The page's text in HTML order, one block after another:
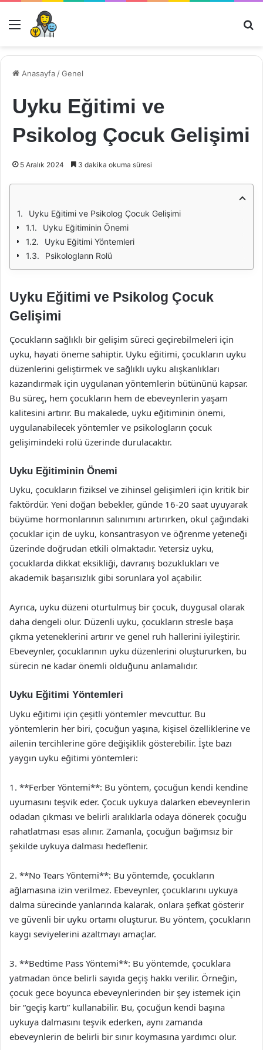
Menü
Anasayfa /Genel
Uyku Eğitimi ve
Psikolog Çocuk Gelişimi
5 Aralık 2024 3 dakika okuma süresi
Uyku Eğitimi ve Psikolog Çocuk Gelişimi
Uyku Eğitiminin Önemi
Uyku Eğitimi Yöntemleri
Psikologların Rolü
Uyku Eğitimi ve Psikolog Çocuk
Gelişimi
Çocukların sağlıklı bir gelişim süreci geçirebilmeleri için
uyku, hayati öneme sahiptir. Uyku eğitimi, çocukların uyku
düzenlerini geliştirmek ve sağlıklı uyku alışkanlıkları
kazandırmak için uygulanan yöntemlerin bütününü kapsar.
Bu süreç, hem çocukların hem de ebeveynlerin yaşam
kalitesini artırır. Bu makalede, uyku eğitiminin önemi,
uygulanabilecek yöntemler ve psikologların çocuk
gelişimindeki rolü üzerinde durulacaktır.
Uyku Eğitiminin Önemi
Uyku, çocukların fiziksel ve zihinsel gelişimleri için kritik bir
faktördür. Yeni doğan bebekler, günde 16-20 saat uyuyarak
büyüme hormonlarının salınımını artırırken, okul çağındaki
çocuklar için de uyku, konsantrasyon ve öğrenme yeteneği
üzerinde doğrudan etkili olmaktadır. Yetersiz uyku,
çocuklarda dikkat eksikliği, davranış bozuklukları ve
akademik başarısızlık gibi sorunlara yol açabilir.
Ayrıca, uyku düzeni oturtulmuş bir çocuk, duygusal olarak
daha dengeli olur. Düzenli uyku, çocukların stresle başa
çıkma yeteneklerini artırır ve genel ruh hallerini iyileştirir.
Ebeveynler, çocuklarının uyku düzenlerini oluştururken, bu
sürecin ne kadar önemli olduğunu anlamalıdır.
Uyku Eğitimi Yöntemleri
Uyku eğitimi için çeşitli yöntemler mevcuttur. Bu
yöntemlerin her biri, çocuğun yaşına, kişisel özelliklerine ve
ailenin tercihlerine göre değişiklik gösterebilir. İşte bazı
yaygın uyku eğitimi yöntemleri:
1. **Ferber Yöntemi**: Bu yöntem, çocuğun kendi kendine
uyumasını teşvik eder. Çocuk uykuya dalarken ebeveynlerin
odadan çıkması ve belirli aralıklarla odaya dönerek çocuğu
rahatlatması esas alınır. Zamanla, çocuğun bağımsız bir
şekilde uykuya dalması hedeflenir.
2. **No Tears Yöntemi**: Bu yöntemde, çocukların
ağlamasına izin verilmez. Ebeveynler, çocuklarını uykuya
dalma sürecinde yanlarında kalarak, onlara şefkat gösterir
ve güvenli bir uyku ortamı oluşturur. Bu yöntem, çocukların
kaygı seviyelerini azaltmayı amaçlar.
3. **Bedtime Pass Yöntemi**: Bu yöntemde, çocuklara
yatmadan önce belirli sayıda geçiş hakkı verilir. Örneğin,
çocuk gece boyunca ebeveynlerinden bir şey istemek için
bir “geçiş kartı” kullanabilir. Bu, çocuğun kendi başına
uykuya dalmasını teşvik ederken, aynı zamanda
ebeveynlerin de belirli bir sınır koymasına yardımcı olur.